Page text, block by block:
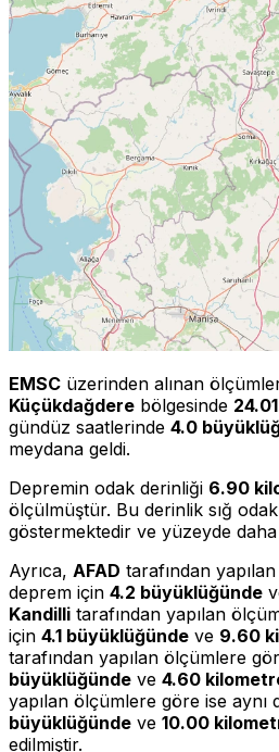
EMSC üzerinden alınan
Küçükdağdere bölgesinde
gündüz saatlerinde 4.0
meydana geldi.
Depremin odak derinliği 6.90
ölçülmüştür. Bu derinlik sığ
göstermektedir ve yüzeyde
Ayrıca, AFAD tarafından
deprem için 4.2 büyüklüğünde
Kandilli tarafından yapılan
için 4.1 büyüklüğünde ve 9.60
tarafından yapılan ölçümlere
büyüklüğünde ve 4.60
yapılan ölçümlere göre ise aynı
büyüklüğünde ve 10.00
edilmiştir.